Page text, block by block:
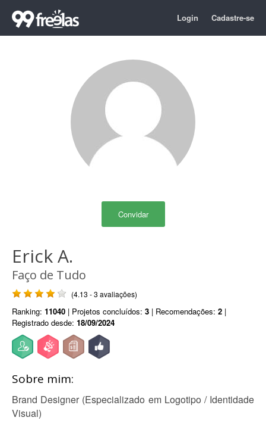
Login Cadastre-se
Convidar
Erick A.
Faço de Tudo
(4.13 - 3 avaliações)
Ranking: 11040 | Projetos concluídos: 3 | Recomendações: 2 |
Registrado desde: 18/09/2024
Sobre mim:
Brand Designer (Especializado em Logotipo / Identidade
Visual)